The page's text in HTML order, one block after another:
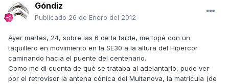
Góndiz
Publicado 26 de Enero del 2012
Ayer martes, 24, sobre las 6 de la tarde, me topé con un
taquillero en movimiento en la SE30 a la altura del Hipercor
caminando hacia el puente del centenario.
Como me di cuenta de qué se trataba al adelantarlo, pude ver
por el retrovisor la antena cónica del Multanova, la matrícula (de